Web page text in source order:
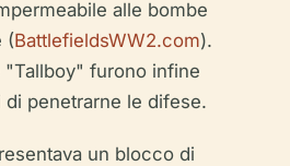
alle bombe
(BattlefieldsWW2.com).
"Tallboy" furono infine
penetrarne le difese.
un blocco di